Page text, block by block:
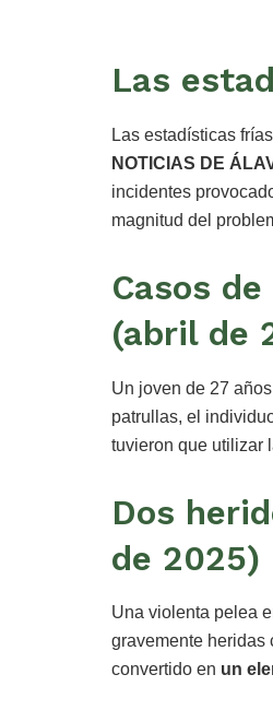
Las
Las estadísticas
NOTICIAS DE
incidentes
magnitud del
Casos
(abril de
Un joven de 27
patrullas, el
tuvieron que utilizar
Dos
de 2025)
Una violenta pelea
gravemente heridas
convertido en un